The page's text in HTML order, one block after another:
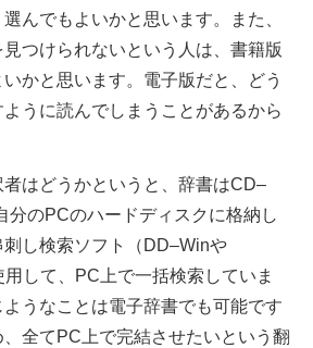
んでもよいかと思います。また、
つけられないという人は、書籍版
かと思います。電子版だと、どう
うに読んでしまうことがあるから
はどうかというと、辞書はCD–
分のPCのハードディスクに格納し
刺し検索ソフト（DD–Winや
して、PC上で一括検索していま
うなことは電子辞書でも可能です
全てPC上で完結させたいという翻